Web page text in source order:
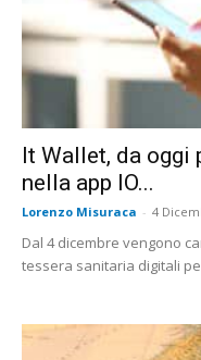
It Wallet, da oggi
nella app IO...
Lorenzo Misuraca - 4
Dal 4 dicembre vengono
tessera sanitaria digitali